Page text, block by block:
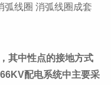
弧线圈 消弧线圈成套
其中性点的接地方式
配电系统中主要采